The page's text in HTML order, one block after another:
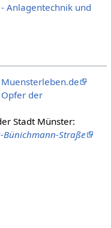
- Anlagentechnik und
der
Stadt Münster:
Straße